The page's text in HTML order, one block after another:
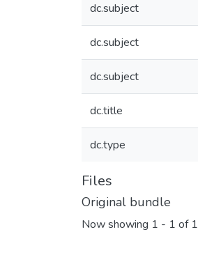
dc.subject
dc.subject
dc.subject
dc.title
dc.type
Files
Original bundle
Now showing 1 - 1 of 1